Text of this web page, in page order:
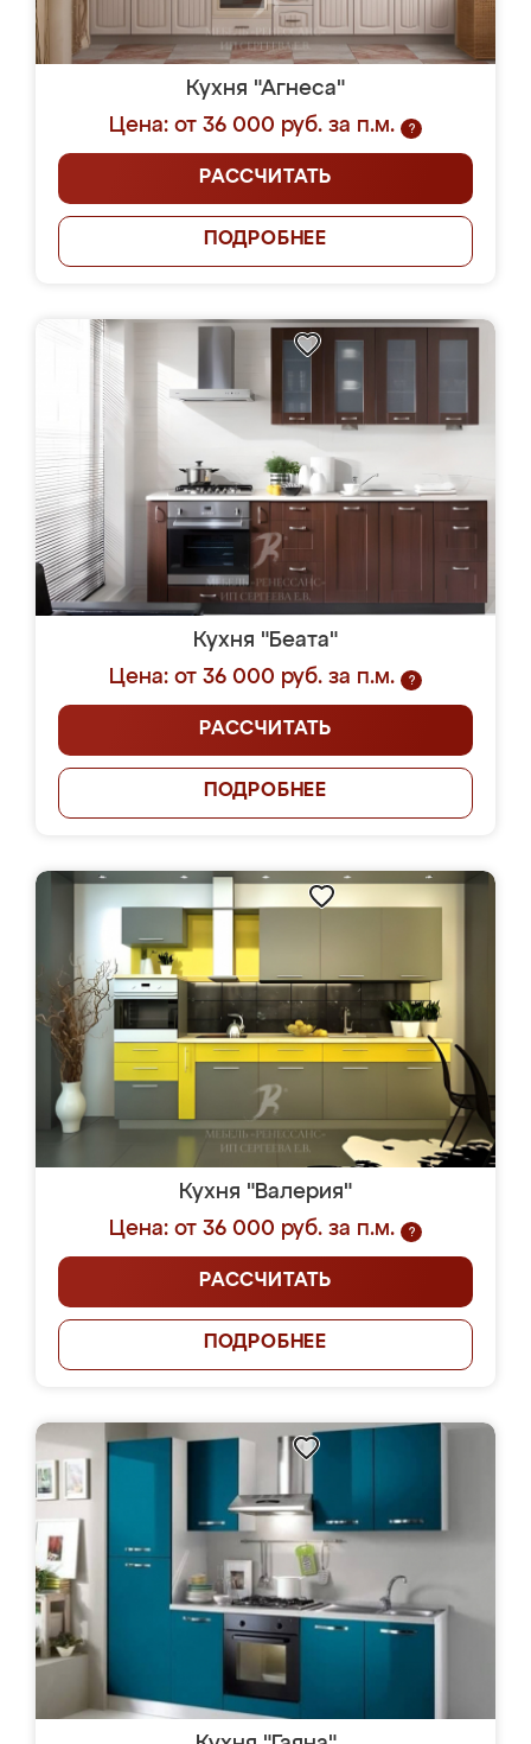
Кухня "Агнеса"
Цена: от 36 000 руб. за п.м.
?
РАССЧИТАТЬ
ПОДРОБНЕЕ
Кухня "Беата"
Цена: от 36 000 руб. за п.м.
?
РАССЧИТАТЬ
ПОДРОБНЕЕ
Кухня "Валерия"
Цена: от 36 000 руб. за п.м.
?
РАССЧИТАТЬ
ПОДРОБНЕЕ